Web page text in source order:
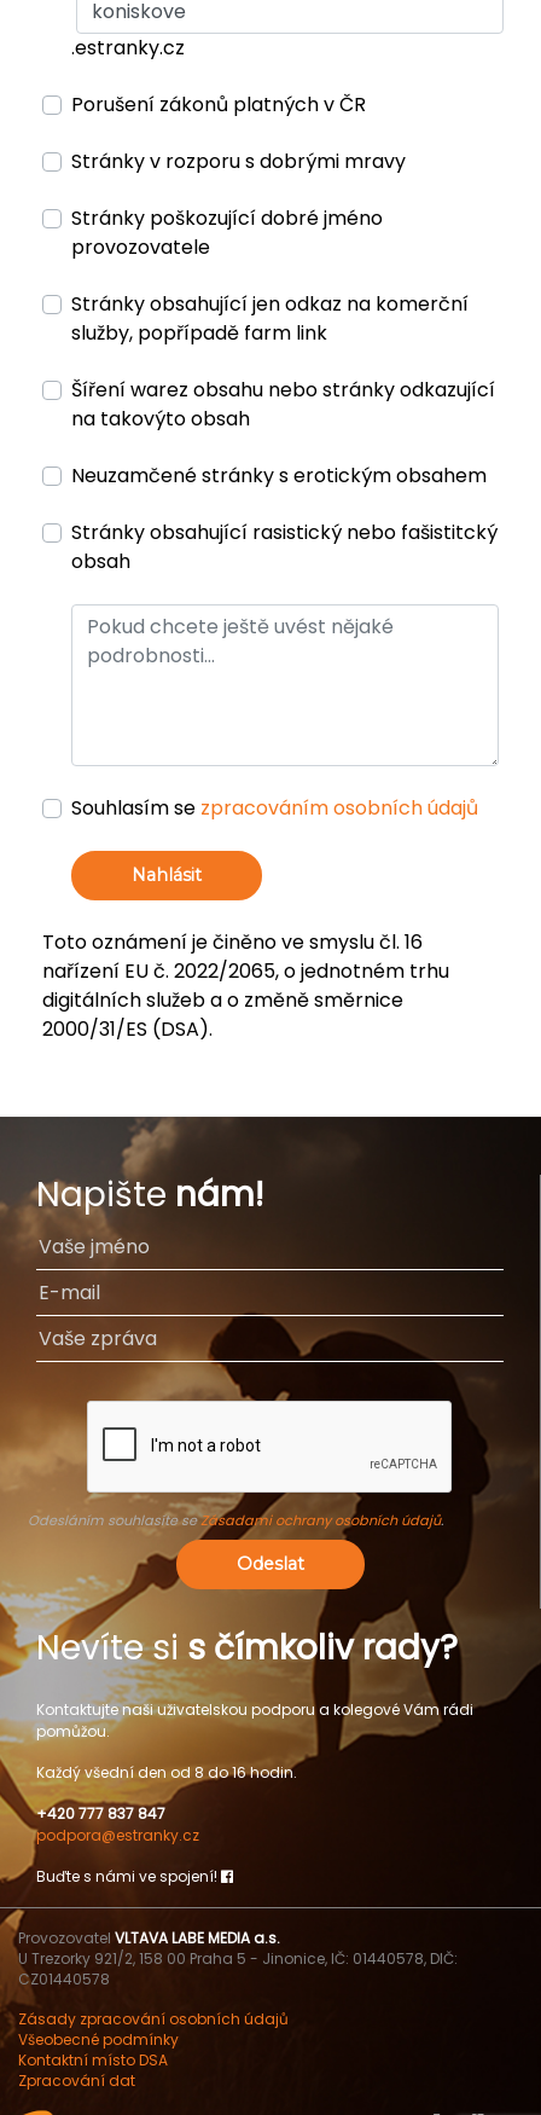
.estranky.cz
Porušení zákonů platných v ČR
Stránky v rozporu s dobrými mravy
Stránky poškozující dobré jméno
provozovatele
Stránky obsahující jen odkaz na komerční
služby, popřípadě farm link
Šíření warez obsahu nebo stránky odkazující
na takovýto obsah
Neuzamčené stránky s erotickým obsahem
Stránky obsahující rasistický nebo fašistitcký
obsah
Souhlasím se zpracováním osobních údajů
Nahlásit
Toto oznámení je činěno ve smyslu čl. 16
nařízení EU č. 2022/2065, o jednotném trhu
digitálních služeb a o změně směrnice
2000/31/ES (DSA).
Napište nám!
Odesláním souhlasíte seZásadami ochrany osobních údajů.
Odeslat
Nevíte si s čímkoliv rady?
Kontaktujte naši uživatelskou podporu a kolegové Vám rádi
pomůžou.
Každý všední den od 8 do 16 hodin.
+420 777 837 847
podpora@estranky.cz
Buďte s námi ve spojení!
Provozovatel VLTAVA LABE MEDIA a.s.
U Trezorky 921/2, 158 00 Praha 5 - Jinonice, IČ: 01440578, DIČ:
CZ01440578
Zásady zpracování osobních údajů
Všeobecné podmínky
Kontaktní místo DSA
Zpracování dat